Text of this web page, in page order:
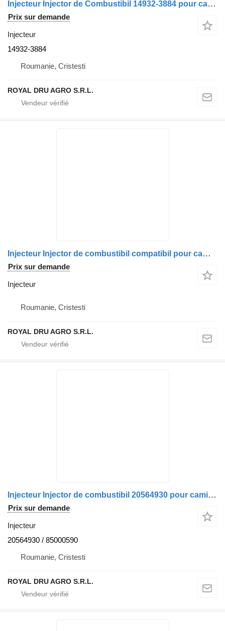
Injecteur Injector de Combustibil 14932-3884 pour camion Volvo 14932 3884
Prix sur demande
Injecteur
14932-3884
Roumanie, Cristesti
ROYAL DRU AGRO S.R.L.
Injecteur Injector de combustibil compatibil pour camion Volvo (20806011, 21006085, 7421006085, 7420806011, 85013311)
Prix sur demande
Injecteur
Roumanie, Cristesti
ROYAL DRU AGRO S.R.L.
Injecteur Injector de combustibil 20564930 pour camion Volvo 20564930 85000590 cu riglă de măsurat
Prix sur demande
Injecteur
20564930 / 85000590
Roumanie, Cristesti
ROYAL DRU AGRO S.R.L.